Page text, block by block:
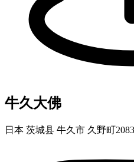
牛久大佛
日本 茨城县 牛久市 久野町